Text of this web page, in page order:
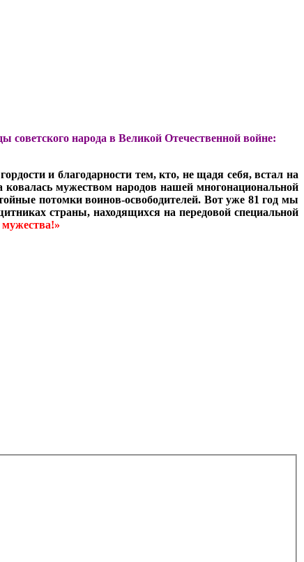
советского народа в Великой Отечественной войне:
и благодарности тем, кто, не щадя себя, встал на
мужеством народов нашей многонациональной
потомки воинов-освободителей. Вот уже 81 год мы
страны, находящихся на передовой специальной